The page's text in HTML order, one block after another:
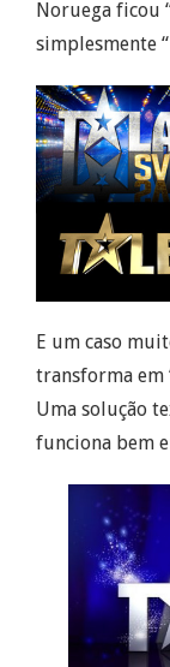
Noruega ficou
simplesmente
E um caso
transforma em
Uma solução
funciona bem